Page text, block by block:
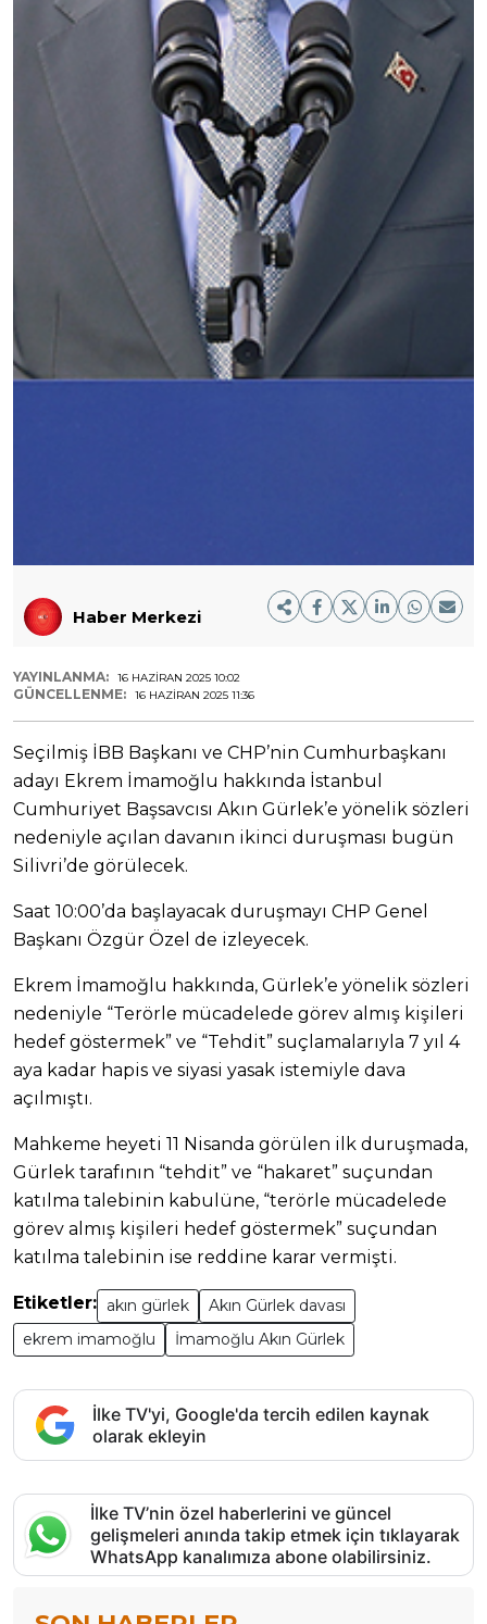
Haber Merkezi
YAYINLANMA: 16 HAZIRAN 2025 10:02
GÜNCELLENME: 16 HAZIRAN 2025 11:36
Seçilmiş İBB Başkanı ve CHP’nin Cumhurbaşkanı
adayı Ekrem İmamoğlu hakkında İstanbul
Cumhuriyet Başsavcısı Akın Gürlek’e yönelik sözleri
nedeniyle açılan davanın ikinci duruşması bugün
Silivri’de görülecek.
Saat 10:00’da başlayacak duruşmayı CHP Genel
Başkanı Özgür Özel de izleyecek.
Ekrem İmamoğlu hakkında, Gürlek’e yönelik sözleri
nedeniyle “Terörle mücadelede görev almış kişileri
hedef göstermek” ve “Tehdit” suçlamalarıyla 7 yıl 4
aya kadar hapis ve siyasi yasak istemiyle dava
açılmıştı.
Mahkeme heyeti 11 Nisanda görülen ilk duruşmada,
Gürlek tarafının “tehdit” ve “hakaret” suçundan
katılma talebinin kabulüne, “terörle mücadelede
görev almış kişileri hedef göstermek” suçundan
katılma talebinin ise reddine karar vermişti.
Etiketler: akın gürlek
Akın Gürlek davası
ekrem imamoğlu
İmamoğlu Akın Gürlek
İlke TV'yi, Google'da tercih edilen kaynak
olarak ekleyin
İlke TV’nin özel haberlerini ve güncel
gelişmeleri anında takip etmek için tıklayarak
WhatsApp kanalımıza abone olabilirsiniz.